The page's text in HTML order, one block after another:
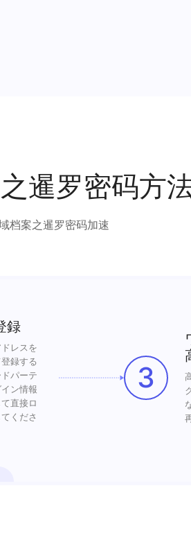
而至，一时间又危机四伏。凭借不凡的身手和过
恨之入骨，这个初来乍到的小子几乎将白老大经
的消息传到了国际刑警张俪的耳中。原来张俪
暹罗密码方
档案之暹罗密码加速
録
ドレスを
録する
パーテ
ン情報
直接ロ
くださ
3